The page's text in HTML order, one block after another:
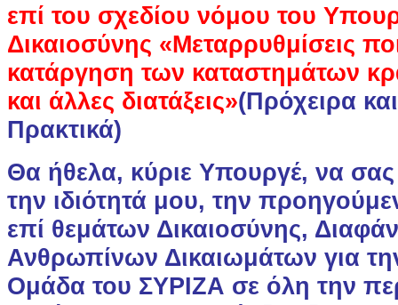
επί του σχεδίου νόμου του
Δικαιοσύνης «Μεταρρυθμίσεις
κατάργηση των καταστημάτων
και άλλες διατάξεις»(Πρόχειρα
Πρακτικά)
Θα ήθελα, κύριε Υπουργέ, να
την ιδιότητά μου, την
επί θεμάτων Δικαιοσύνης,
Ανθρωπίνων Δικαιωμάτων για
Ομάδα του ΣΥΡΙΖΑ σε όλη την